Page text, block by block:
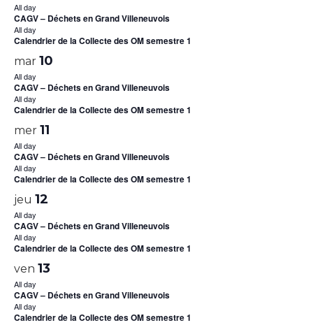
All day
CAGV – Déchets en Grand Villeneuvois
All day
Calendrier de la Collecte des OM semestre 1
mar 10
All day
CAGV – Déchets en Grand Villeneuvois
All day
Calendrier de la Collecte des OM semestre 1
mer 11
All day
CAGV – Déchets en Grand Villeneuvois
All day
Calendrier de la Collecte des OM semestre 1
jeu 12
All day
CAGV – Déchets en Grand Villeneuvois
All day
Calendrier de la Collecte des OM semestre 1
ven 13
All day
CAGV – Déchets en Grand Villeneuvois
All day
Calendrier de la Collecte des OM semestre 1